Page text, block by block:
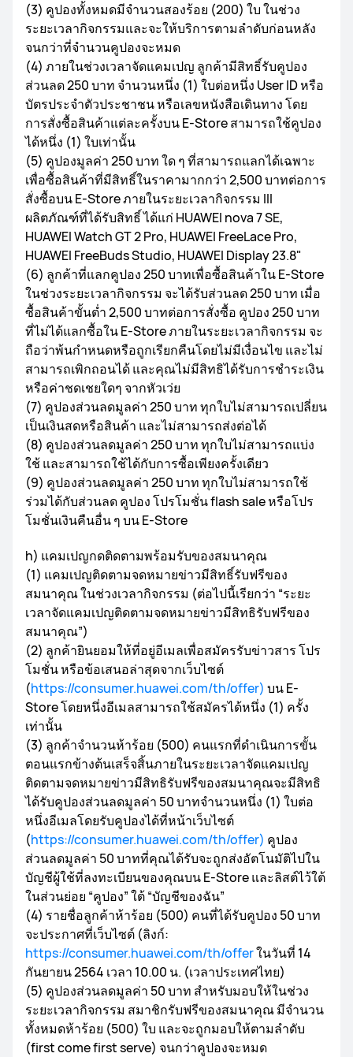
(3) คูปองทั้งหมดมีจำนวนสองร้อย (200) ใบ ในช่วง
ระยะเวลากิจกรรมและจะให้บริการตามลำดับก่อนหลัง
จนกว่าที่จำนวนคูปองจะหมด
(4) ภายในช่วงเวลาจัดแคมเปญ ลูกค้ามีสิทธิ์รับคูปอง
ส่วนลด 250 บาท จำนวนหนึ่ง (1) ใบต่อหนึ่ง User ID หรือ
บัตรประจำตัวประชาชน หรือเลขหนังสือเดินทาง โดย
การสั่งซื้อสินค้าแต่ละครั้งบน E-Store สามารถใช้คูปอง
ได้หนึ่ง (1) ใบเท่านั้น
(5) คูปองมูลค่า 250 บาท ใด ๆ ที่สามารถแลกได้เฉพาะ
เพื่อซื้อสินค้าที่มีสิทธิ์ในราคามากกว่า 2,500 บาทต่อการ
สั่งซื้อบน E-Store ภายในระยะเวลากิจกรรม III
ผลิตภัณฑ์ที่ได้รับสิทธิ์ ได้แก่ HUAWEI nova 7 SE,
HUAWEI Watch GT 2 Pro, HUAWEI FreeLace Pro,
HUAWEI FreeBuds Studio, HUAWEI Display 23.8"
(6) ลูกค้าที่แลกคูปอง 250 บาทเพื่อซื้อสินค้าใน E-Store
ในช่วงระยะเวลากิจกรรม จะได้รับส่วนลด 250 บาท เมื่อ
ซื้อสินค้าขั้นต่ำ 2,500 บาทต่อการสั่งซื้อ คูปอง 250 บาท
ที่ไม่ได้แลกซื้อใน E-Store ภายในระยะเวลากิจกรรม จะ
ถือว่าพ้นกำหนดหรือถูกเรียกคืนโดยไม่มีเงื่อนไข และไม่
สามารถเพิกถอนได้ และคุณไม่มีสิทธิได้รับการชำระเงิน
หรือค่าชดเชยใดๆ จากหัวเว่ย
(7) คูปองส่วนลดมูลค่า 250 บาท ทุกใบไม่สามารถเปลี่ยน
เป็นเงินสดหรือสินค้า และไม่สามารถส่งต่อได้
(8) คูปองส่วนลดมูลค่า 250 บาท ทุกใบไม่สามารถแบ่ง
ใช้ และสามารถใช้ได้กับการซื้อเพียงครั้งเดียว
(9) คูปองส่วนลดมูลค่า 250 บาท ทุกใบไม่สามารถใช้
ร่วมได้กับส่วนลด คูปอง โปรโมชั่น flash sale หรือโปร
โมชั่นเงินคืนอื่น ๆ บน E-Store
h) แคมเปญกดติดตามพร้อมรับของสมนาคุณ
(1) แคมเปญติดตามจดหมายข่าวมีสิทธิ์รับฟรีของ
สมนาคุณ ในช่วงเวลากิจกรรม (ต่อไปนี้เรียกว่า “ระยะ
เวลาจัดแคมเปญติดตามจดหมายข่าวมีสิทธิรับฟรีของ
สมนาคุณ”)
(2) ลูกค้ายินยอมให้ที่อยู่อีเมลเพื่อสมัครรับข่าวสาร โปร
โมชั่น หรือข้อเสนอล่าสุดจากเว็บไซต์
(https://consumer.huawei.com/th/offer) บน E-
Store โดยหนึ่งอีเมลสามารถใช้สมัครได้หนึ่ง (1) ครั้ง
เท่านั้น
(3) ลูกค้าจำนวนห้าร้อย (500) คนแรกที่ดำเนินการขั้น
ตอนแรกข้างต้นเสร็จสิ้นภายในระยะเวลาจัดแคมเปญ
ติดตามจดหมายข่าวมีสิทธิรับฟรีของสมนาคุณจะมีสิทธิ
ได้รับคูปองส่วนลดมูลค่า 50 บาทจำนวนหนึ่ง (1) ใบต่อ
หนึ่งอีเมลโดยรับคูปองได้ที่หน้าเว็บไซต์
(https://consumer.huawei.com/th/offer) คูปอง
ส่วนลดมูลค่า 50 บาทที่คุณได้รับจะถูกส่งอัตโนมัติไปใน
บัญชีผู้ใช้ที่ลงทะเบียนของคุณบน E-Store และลิสต์ไว้ใต้
ในส่วนย่อย “คูปอง” ใต้ “บัญชีของฉัน”
(4) รายชื่อลูกค้าห้าร้อย (500) คนที่ได้รับคูปอง 50 บาท
จะประกาศที่เว็บไซต์ (ลิงก์:
https://consumer.huawei.com/th/offerในวันที่ 14
กันยายน 2564 เวลา 10.00 น. (เวลาประเทศไทย)
(5) คูปองส่วนลดมูลค่า 50 บาท สำหรับมอบให้ในช่วง
ระยะเวลากิจกรรม สมาชิกรับฟรีของสมนาคุณ มีจำนวน
ทั้งหมดห้าร้อย (500) ใบ และจะถูกมอบให้ตามลำดับ
(first come first serve) จนกว่าคูปองจะหมด